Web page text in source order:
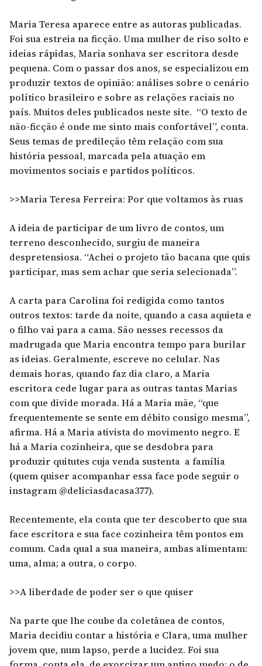
Maria Teresa aparece entre as autoras publicadas.
Foi sua estreia na ficção. Uma mulher de riso solto e
ideias rápidas, Maria sonhava ser escritora desde
pequena. Com o passar dos anos, se especializou em
produzir textos de opinião: análises sobre o cenário
político brasileiro e sobre as relações raciais no
país. Muitos deles publicados neste site. “O texto de
não-ficção é onde me sinto mais confortável”, conta.
Seus temas de predileção têm relação com sua
história pessoal, marcada pela atuação em
movimentos sociais e partidos políticos.
>>Maria Teresa Ferreira: Por que voltamos às ruas
A ideia de participar de um livro de contos, um
terreno desconhecido, surgiu de maneira
despretensiosa. “Achei o projeto tão bacana que quis
participar, mas sem achar que seria selecionada”.
A carta para Carolina foi redigida como tantos
outros textos: tarde da noite, quando a casa aquieta e
o filho vai para a cama. São nesses recessos da
madrugada que Maria encontra tempo para burilar
as ideias. Geralmente, escreve no celular. Nas
demais horas, quando faz dia claro, a Maria
escritora cede lugar para as outras tantas Marias
com que divide morada. Há a Maria mãe, “que
frequentemente se sente em débito consigo mesma”,
afirma. Há a Maria ativista do movimento negro. E
há a Maria cozinheira, que se desdobra para
produzir quitutes cuja venda sustenta a família
(quem quiser acompanhar essa face pode seguir o
instagram @deliciasdacasa377).
Recentemente, ela conta que ter descoberto que sua
face escritora e sua face cozinheira têm pontos em
comum. Cada qual a sua maneira, ambas alimentam:
uma, alma; a outra, o corpo.
>>A liberdade de poder ser o que quiser
Na parte que lhe coube da coletânea de contos,
Maria decidiu contar a história e Clara, uma mulher
jovem que, num lapso, perde a lucidez. Foi sua